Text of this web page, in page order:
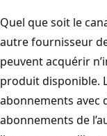
Quel que soit le
autre fournisseur
peuvent acquérir
produit disponible.
abonnements avec
abonnements de